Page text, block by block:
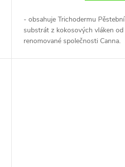
- obsahuje Trichodermu Pěstební
substrát z kokosových vláken od
renomované společnosti Canna.